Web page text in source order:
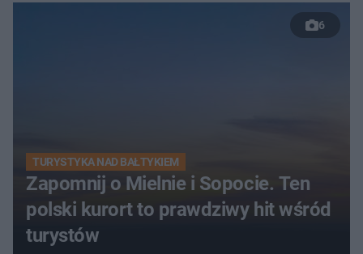
6
TURYSTYKA NAD BAŁTYKIEM
Zapomnij o Mielnie i Sopocie. Ten
polski kurort to prawdziwy hit wśród
turystów